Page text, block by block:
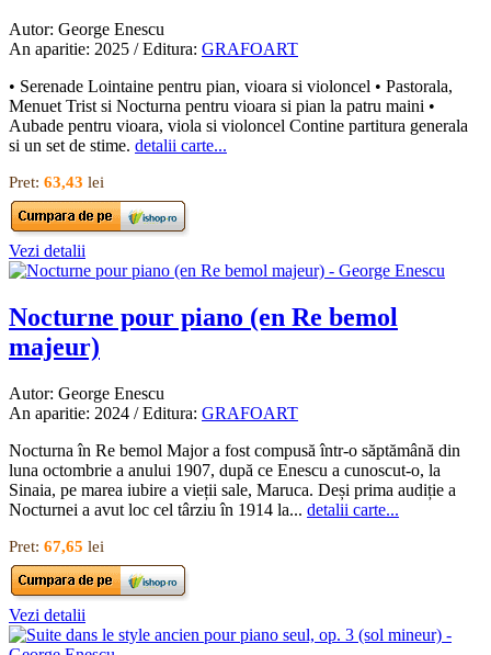
Autor: George Enescu
An aparitie: 2025 / Editura: GRAFOART
• Serenade Lointaine pentru pian, vioara si violoncel • Pastorala,
Menuet Trist si Nocturna pentru vioara si pian la patru maini •
Aubade pentru vioara, viola si violoncel Contine partitura generala
si un set de stime. detalii carte...
Pret: 63,43 lei
Vezi detalii
Nocturne pour piano (en Re bemol
majeur)
Autor: George Enescu
An aparitie: 2024 / Editura: GRAFOART
Nocturna în Re bemol Major a fost compusă într-o săptămână din
luna octombrie a anului 1907, după ce Enescu a cunoscut-o, la
Sinaia, pe marea iubire a vieții sale, Maruca. Deși prima audiție a
Nocturnei a avut loc cel târziu în 1914 la... detalii carte...
Pret: 67,65 lei
Vezi detalii